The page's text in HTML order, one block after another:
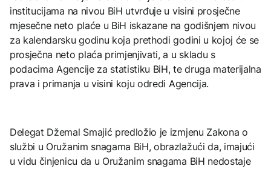
institucijama na nivou BiH utvrđuje u visini prosječne
mjesečne neto plaće u BiH iskazane na godišnjem nivou
za kalendarsku godinu koja prethodi godini u kojoj će se
prosječna neto plaća primjenjivati, a u skladu s
podacima Agencije za statistiku BiH, te druga materijalna
prava i primanja u visini koju odredi Agencija.
Delegat Džemal Smajić predložio je izmjenu Zakona o
službi u Oružanim snagama BiH, obrazlažući da, imajući
u vidu činjenicu da u Oružanim snagama BiH nedostaje